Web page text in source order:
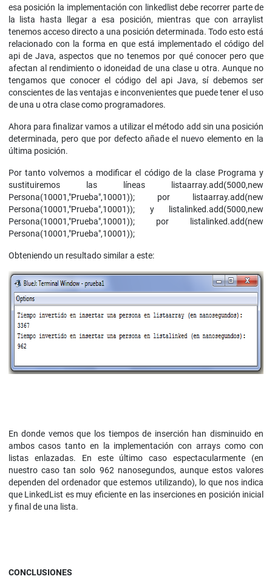
esa posición la implementación con linkedlist debe recorrer parte de
la lista hasta llegar a esa posición, mientras que con arraylist
tenemos acceso directo a una posición determinada. Todo esto está
relacionado con la forma en que está implementado el código del
api de Java, aspectos que no tenemos por qué conocer pero que
afectan al rendimiento o idoneidad de una clase u otra. Aunque no
tengamos que conocer el código del api Java, sí debemos ser
conscientes de las ventajas e inconvenientes que puede tener el uso
de una u otra clase como programadores.
Ahora para finalizar vamos a utilizar el método add sin una posición
determinada, pero que por defecto añade el nuevo elemento en la
última posición.
Por tanto volvemos a modificar el código de la clase Programa y
sustituiremos las líneas listaarray.add(5000,new
Persona(10001,"Prueba",10001)); por listaarray.add(new
Persona(10001,"Prueba",10001)); y listalinked.add(5000,new
Persona(10001,"Prueba",10001)); por listalinked.add(new
Persona(10001,"Prueba",10001));
Obteniendo un resultado similar a este:
En donde vemos que los tiempos de inserción han disminuido en
ambos casos tanto en la implementación con arrays como con
listas enlazadas. En este último caso espectacularmente (en
nuestro caso tan solo 962 nanosegundos, aunque estos valores
dependen del ordenador que estemos utilizando), lo que nos indica
que LinkedList es muy eficiente en las inserciones en posición inicial
y final de una lista.
CONCLUSIONES